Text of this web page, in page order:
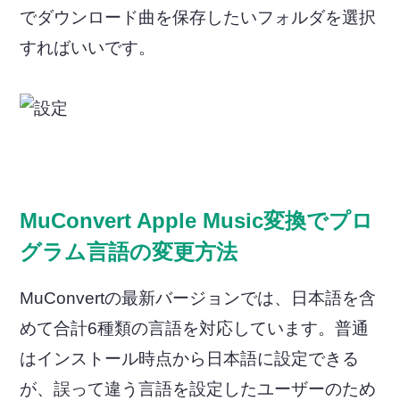
でダウンロード曲を保存したいフォルダを選択
すればいいです。
MuConvert Apple Music変換でプロ
グラム言語の変更方法
MuConvertの最新バージョンでは、日本語を含
めて合計6種類の言語を対応しています。普通
はインストール時点から日本語に設定できる
が、誤って違う言語を設定したユーザーのため